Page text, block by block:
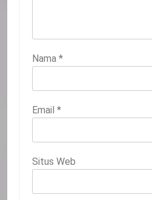
Nama *
Email *
Situs Web